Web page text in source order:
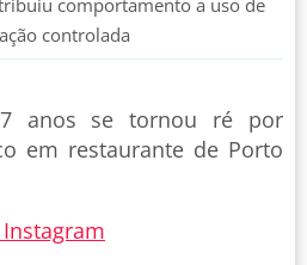
controlada
anos se tornou ré por
em restaurante de Porto